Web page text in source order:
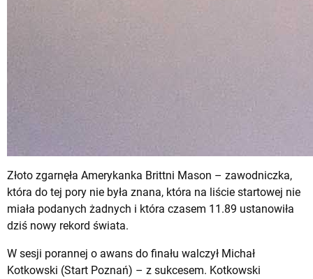
Złoto zgarnęła Amerykanka Brittni Mason – zawodniczka,
która do tej pory nie była znana, która na liście startowej nie
miała podanych żadnych i która czasem 11.89 ustanowiła
dziś nowy rekord świata.
W sesji porannej o awans do finału walczył Michał
Kotkowski (Start Poznań) – z sukcesem. Kotkowski